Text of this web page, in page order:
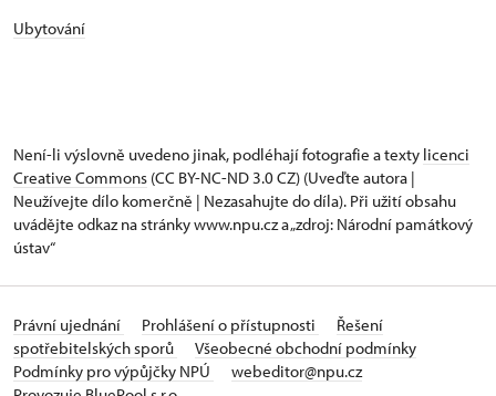
Ubytování
Není-li výslovně uvedeno jinak, podléhají fotografie a texty licenci
Creative Commons (CC BY-NC-ND 3.0 CZ) (Uveďte autora |
Neužívejte dílo komerčně | Nezasahujte do díla). Při užití obsahu
uvádějte odkaz na stránky www.npu.cz a „zdroj: Národní památkový
ústav“
Právní ujednání Prohlášení o přístupnosti
Řešení
spotřebitelských sporů
Všeobecné obchodní podmínky
Podmínky pro výpůjčky NPÚ
webeditor@npu.cz